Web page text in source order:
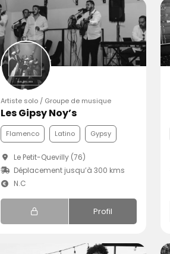
Pop
Artiste solo / Groupe de musique
Les Gipsy Noy’s
Flamenco Latino Gypsy
Le Petit-Quevilly (76)
Déplacement jusqu’à 300 kms
N.C
Profil